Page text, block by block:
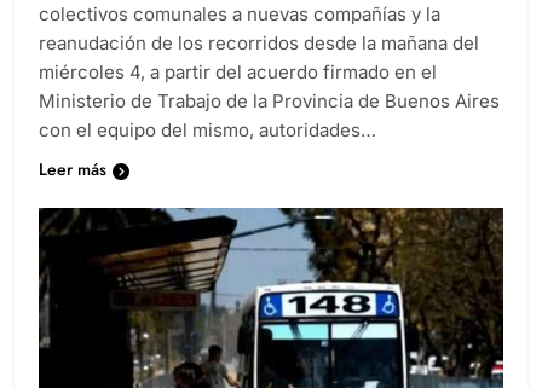
colectivos comunales a nuevas compañías y la
reanudación de los recorridos desde la mañana del
miércoles 4, a partir del acuerdo firmado en el
Ministerio de Trabajo de la Provincia de Buenos Aires
con el equipo del mismo, autoridades…
Leer más